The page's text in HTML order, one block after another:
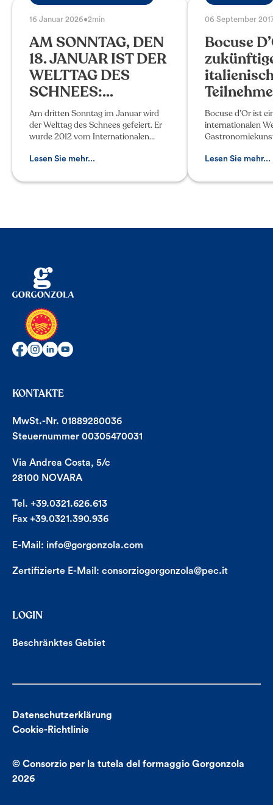
16 Januar 2026•2min
AM SONNTAG, DEN
18. JANUAR IST DER
WELTTAG DES
SCHNEES:...
Am dritten Sonntag im Januar wird
der Welttag des Schnees gefeiert. Er
wurde 2012 vom Internationalen
neuen Generationen beizubringen,
Lesen Sie mehr...
06 September
Bocuse
Bocuse d’Or ist
internationalen
Lesen Sie mehr...
KONTAKTE
MwSt.-Nr. 01889280036
Steuernummer 00305470031
Via Andrea Costa, 5/c
28100 NOVARA
Tel. +39.0321.626.613
Fax +39.0321.390.936
E-Mail: info@gorgonzola.com
Zertifizierte E-Mail: consorziogorgonzola@pec.it
LOGIN
Beschränktes Gebiet
Datenschutzerklärung
Cookie-Richtlinie
© Consorzio per la tutela del formaggio Gorgonzola
2026